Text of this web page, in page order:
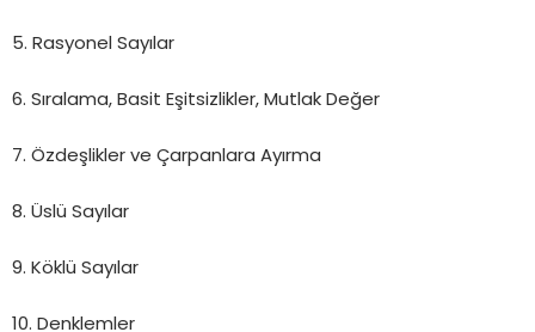
5. Rasyonel Sayılar
6. Sıralama, Basit Eşitsizlikler, Mutlak Değer
7. Özdeşlikler ve Çarpanlara Ayırma
8. Üslü Sayılar
9. Köklü Sayılar
10. Denklemler